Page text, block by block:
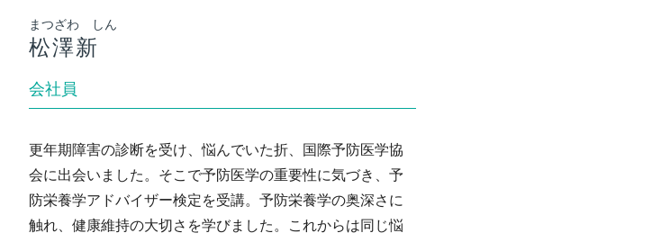
まつざわ しん
松澤新
会社員
更年期障害の診断を受け、悩んでいた折、国際予防医学協
会に出会いました。そこで予防医学の重要性に気づき、予
防栄養学アドバイザー検定を受講。予防栄養学の奥深さに
触れ、健康維持の大切さを学びました。これからは同じ悩